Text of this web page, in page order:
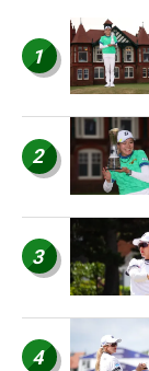
1
2
3
4